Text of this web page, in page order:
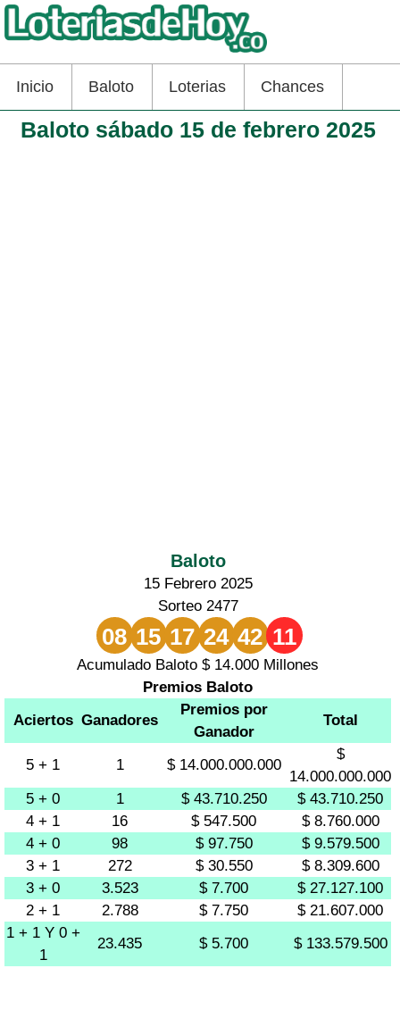
Inicio Baloto Loterias Chances
Baloto sábado 15 de febrero 2025
Baloto
15 Febrero 2025
Sorteo 2477
08 15 17 24 42 11
Acumulado Baloto $ 14.000 Millones
Premios Baloto
Aciertos Ganadores
Premios por
Ganador
Total
5 + 1 1 $ 14.000.000.000
$
14.000.000.000
5 + 0
1 $ 43.710.250
$ 43.710.250
4 + 1
16 $ 547.500
$ 8.760.000
4 + 0
98 $ 97.750
$ 9.579.500
3 + 1
272 $ 30.550
$ 8.309.600
3 + 0
3.523 $ 7.700
$ 27.127.100
2 + 1
2.788 $ 7.750
$ 21.607.000
1 + 1 Y 0 +
1
23.435 $ 5.700 $ 133.579.500